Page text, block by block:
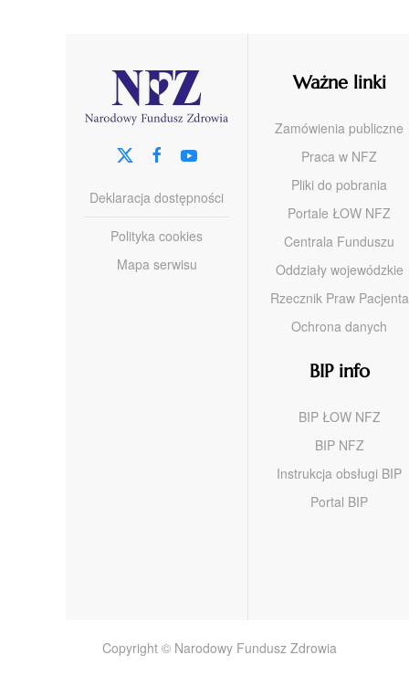
Deklaracja dostępności
Polityka cookies
Mapa serwisu
Ważne linki
Zamówienia publiczne
Praca w NFZ
Pliki do pobrania
Portale ŁOW NFZ
Centrala Funduszu
Oddziały wojewódzkie
Rzecznik Praw Pacjenta
Ochrona danych
BIP info
BIP ŁOW NFZ
BIP NFZ
Instrukcja obsługi BIP
Portal BIP
Copyright © Narodowy Fundusz Zdrowia